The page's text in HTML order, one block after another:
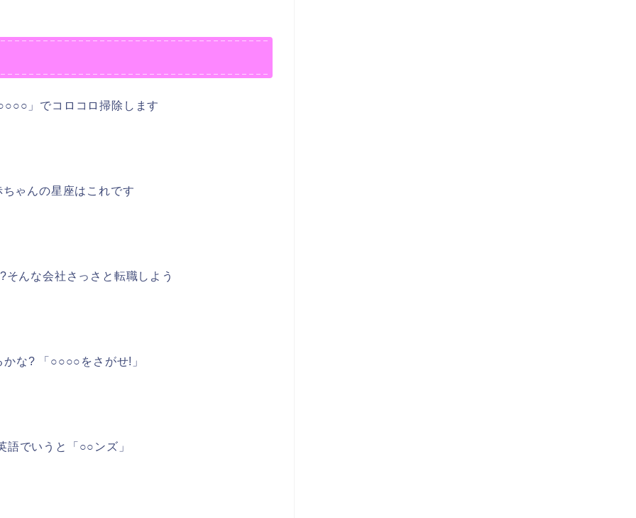
」でコロコロ掃除します
ゃんの星座はこれです
んな会社さっさと転職しよう
な? 「○○○○をさがせ!」
語でいうと「○○ンズ」